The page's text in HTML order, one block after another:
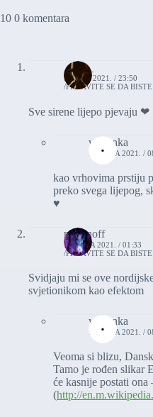
10 0 komentara
_mist_
9. JULA 2021. / 23:50
PRIJAVITE SE DA
Sve sirene lijepo pjevaju ❤
vasionka
10. JULA 2021. /
kao vrhovima prstiju
preko svega lijepog,
♥️
romanoff
10. JULA 2021. / 01:33
PRIJAVITE SE DA
Svidjaju mi se ove
svjetionikom kao efektom
vasionka
10. JULA 2021. /
Veoma si blizu,
Tamo je rođen slikar
će kasnije postati
(http://